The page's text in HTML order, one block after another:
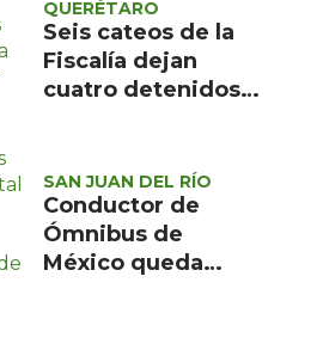
QUERÉTARO
Seis cateos de la
Fiscalía dejan
cuatro detenidos y
Querétaro
SAN JUAN DEL RÍO
Conductor de
Ómnibus de
México queda